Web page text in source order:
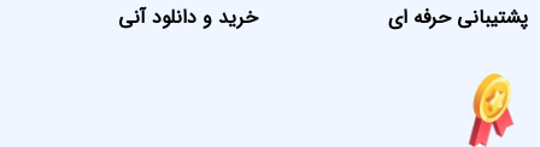
پشتیبانی حرفه ای خرید و دانلود آنی